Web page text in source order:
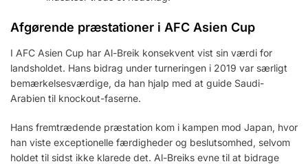
Afgørende præstationer i AFC Asien Cup
I AFC Asien Cup har Al-Breik konsekvent vist sin værdi for
landsholdet. Hans bidrag under turneringen i 2019 var særligt
bemærkelsesværdige, da han hjalp med at guide Saudi-
Arabien til knockout-faserne.
Hans fremtrædende præstation kom i kampen mod Japan, hvor
han viste exceptionelle færdigheder og beslutsomhed, selvom
holdet til sidst ikke klarede det. Al-Breiks evne til at bidrage